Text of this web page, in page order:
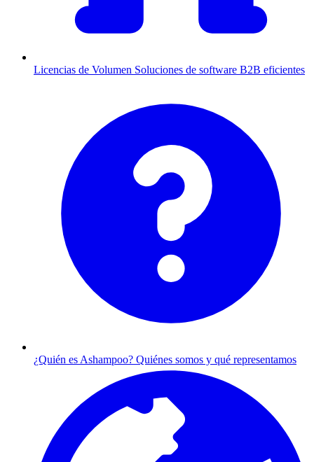
Licencias de Volumen Soluciones de software B2B eficientes
¿Quién es Ashampoo? Quiénes somos y qué representamos